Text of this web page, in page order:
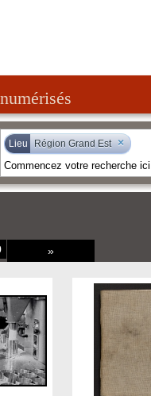
Lieu Région Grand Est ×
»